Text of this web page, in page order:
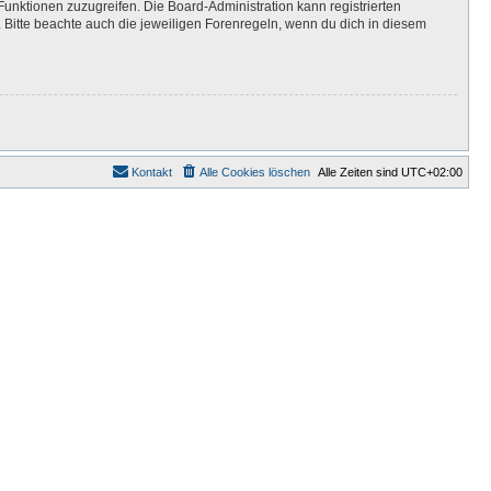
zuzugreifen. Die Board-Administration kann registrierten
beachte auch die jeweiligen Forenregeln, wenn du dich in diesem
Alle Zeiten sind UTC+02:00
Alle Cookies löschen
Kontakt